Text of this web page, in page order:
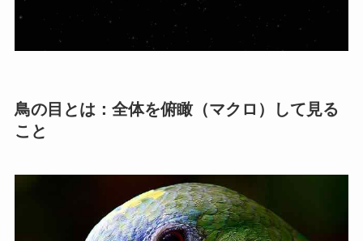
鳥の目とは：全体を俯瞰（マクロ）して見る
こと